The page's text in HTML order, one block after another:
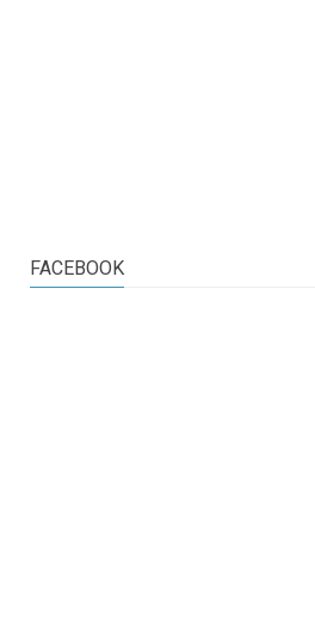
FACEBOOK